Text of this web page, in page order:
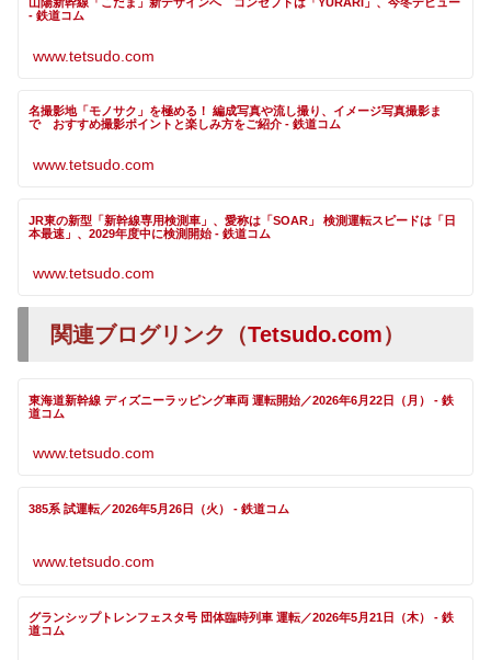
- 鉄道コム
www.tetsudo.com
名撮影地「モノサク」を極める！ 編成写真や流し撮り、イメージ写真撮影ま
で おすすめ撮影ポイントと楽しみ方をご紹介 - 鉄道コム
www.tetsudo.com
JR東の新型「新幹線専用検測車」、愛称は「SOAR」 検測運転スピードは「日
本最速」、2029年度中に検測開始 - 鉄道コム
www.tetsudo.com
関連ブログリンク（Tetsudo.com）
東海道新幹線 ディズニーラッピング車両 運転開始／2026年6月22日（月） - 鉄
道コム
www.tetsudo.com
385系 試運転／2026年5月26日（火） - 鉄道コム
www.tetsudo.com
グランシップトレンフェスタ号 団体臨時列車 運転／2026年5月21日（木） - 鉄
道コム